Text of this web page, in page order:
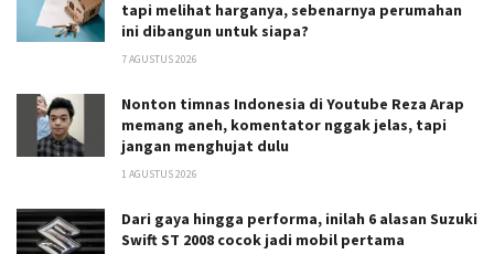
tapi melihat harganya, sebenarnya perumahan
ini dibangun untuk siapa?
7 AGUSTUS 2026
Nonton timnas Indonesia di Youtube Reza Arap
memang aneh, komentator nggak jelas, tapi
jangan menghujat dulu
1 AGUSTUS 2026
Dari gaya hingga performa, inilah 6 alasan Suzuki
Swift ST 2008 cocok jadi mobil pertama